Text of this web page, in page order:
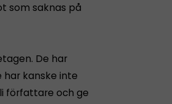
som saknas på
De har
har kanske inte
författare och ge